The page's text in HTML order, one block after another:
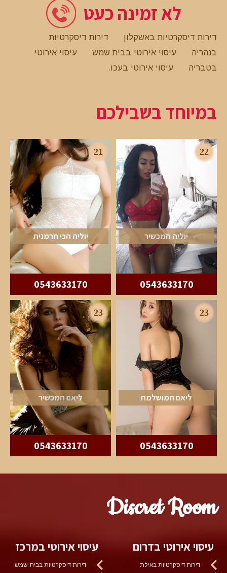
לא זמינה כעט
דירות דיסקרטיות באשקלון
דירות דיסקרטיות
בנהריה
עיסוי אירוטי בבית שמש
עיסוי אירוטי
בטבריה
עיסוי אירוטי בעכו.
במיוחד בשבילכם
22
יוליה המכשיר
0543633170
21
יוליה הכי חרמנית
0543633170
23
ליאם המושלמת
0543633170
23
ליאם המכשיר
0543633170
Discret Room
עיסוי אירוטי בדרום
דירות דיסקרטיות באילת
עיסוי אירוטי במרכז
דירות דיסקרטיות בבית שמש